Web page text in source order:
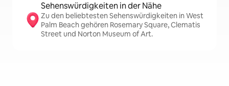
Sehenswürdigkeiten in der Nähe
Zu den beliebtesten Sehenswürdigkeiten in West
Palm Beach gehören Rosemary Square, Clematis
Street und Norton Museum of Art.